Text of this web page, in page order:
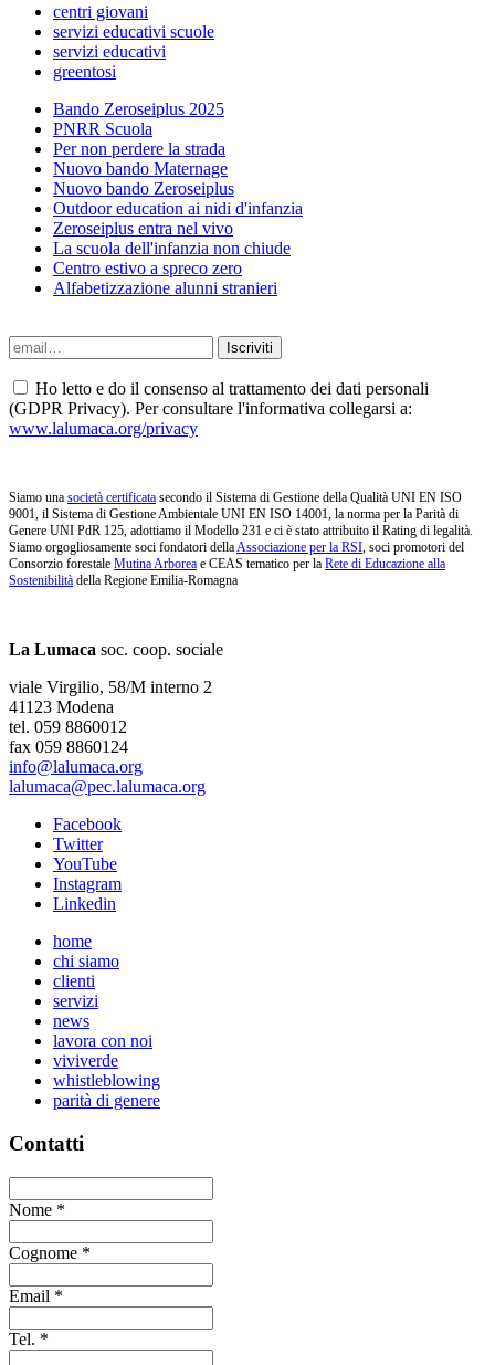
centri giovani
servizi educativi scuole
servizi educativi
greentosi
Bando Zeroseiplus 2025
PNRR Scuola
Per non perdere la strada
Nuovo bando Maternage
Nuovo bando Zeroseiplus
Outdoor education ai nidi d'infanzia
Zeroseiplus entra nel vivo
La scuola dell'infanzia non chiude
Centro estivo a spreco zero
Alfabetizzazione alunni stranieri
Ho letto e do il consenso al trattamento dei dati personali
(GDPR Privacy). Per consultare l'informativa collegarsi a:
www.lalumaca.org/privacy
Siamo una società certificata secondo il Sistema di Gestione della Qualità UNI EN ISO
9001, il Sistema di Gestione Ambientale UNI EN ISO 14001, la norma per la Parità di
Genere UNI PdR 125, adottiamo il Modello 231 e ci è stato attribuito il Rating di legalità.
Siamo orgogliosamente soci fondatori dellaAssociazione per la RSI, soci promotori del
Consorzio forestale Mutina Arborea e CEAS tematico per la Rete di Educazione alla
Sostenibilità della Regione Emilia-Romagna
La Lumaca soc. coop. sociale
viale Virgilio, 58/M interno 2
41123 Modena
tel. 059 8860012
fax 059 8860124
info@lalumaca.org
lalumaca@pec.lalumaca.org
Facebook
Twitter
YouTube
Instagram
Linkedin
home
chi siamo
clienti
servizi
news
lavora con noi
viviverde
whistleblowing
parità di genere
Contatti
Nome *
Cognome *
Email *
Tel. *